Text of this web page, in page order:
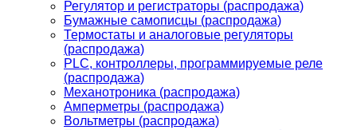
Регулятор и регистраторы (распродажа)
Бумажные самописцы (распродажа)
Термостаты и аналоговые регуляторы
(распродажа)
PLС, контроллеры, программируемые реле
(распродажа)
Механотроника (распродажа)
Амперметры (распродажа)
Вольтметры (распродажа)